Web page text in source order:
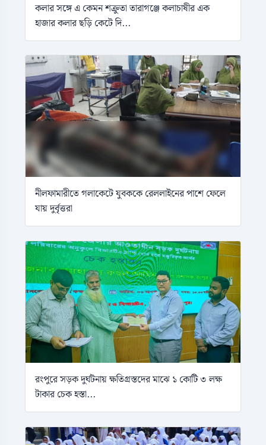
কলার সঙ্গে এ কেমন শক্রুতা তারাগঞ্জে কলাচাষীর এক
হাজার কলার ছড়ি কেটে দি...
নীলফামারীতে গলাকেটে যুবককে রেললাইনের পাশে ফেলে
যায় দুর্বৃত্তরা
রংপুরে সড়ক দুর্ঘটনায় ক্ষতিগ্রস্তদের মাঝে ১ কোটি ৩ লক্ষ
টাকার চেক হস্তা...